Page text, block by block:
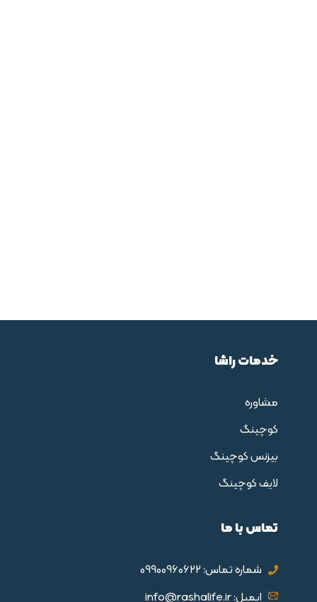
خدمات راشا
مشاوره
کوچینگ
بیزنس کوچینگ
لایف کوچینگ
تماس با ما
شماره تماس: 09900960622
ایمیل: info@rashalife.ir